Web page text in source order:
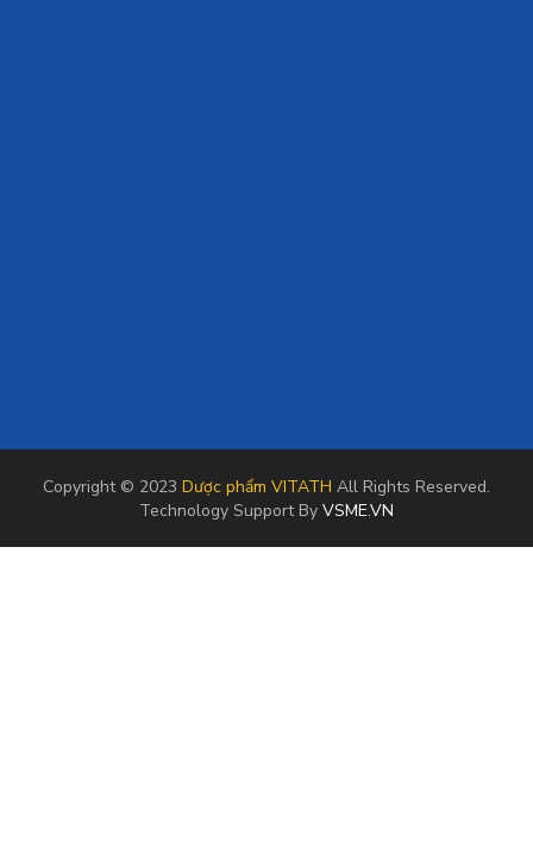
Copyright © 2023 Dược phẩm VITATH All Rights Reserved.
Technology Support By VSME.VN